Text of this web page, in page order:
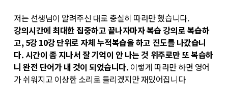
저는 선생님이 알려주신 대로 충실히 따라만 했습니다.
강의시간에 최대한 집중하고 끝나자마자 복습 강의로 복습하
고, 5강 10강 단위로 자체 누적복습을 하고 진도를 나갔습니
다. 시간이 좀 지나서 잘 기억이 안 나는 것 위주로만 또 복습하
니 완전 단어가 내 것이 되었습니다. 이렇게 따라만 하면 영어
가 쉬워지고 이상한 소리로 들리겠지만 재밌어집니다